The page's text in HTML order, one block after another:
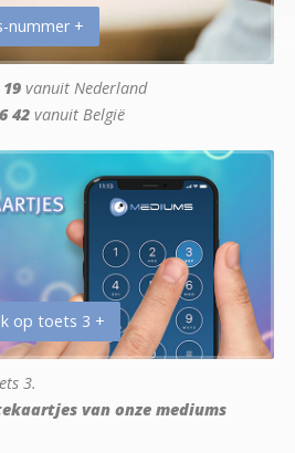
nummer +
vanuit Nederland
42 vanuit België
op toets 3 +
3.
van onze mediums